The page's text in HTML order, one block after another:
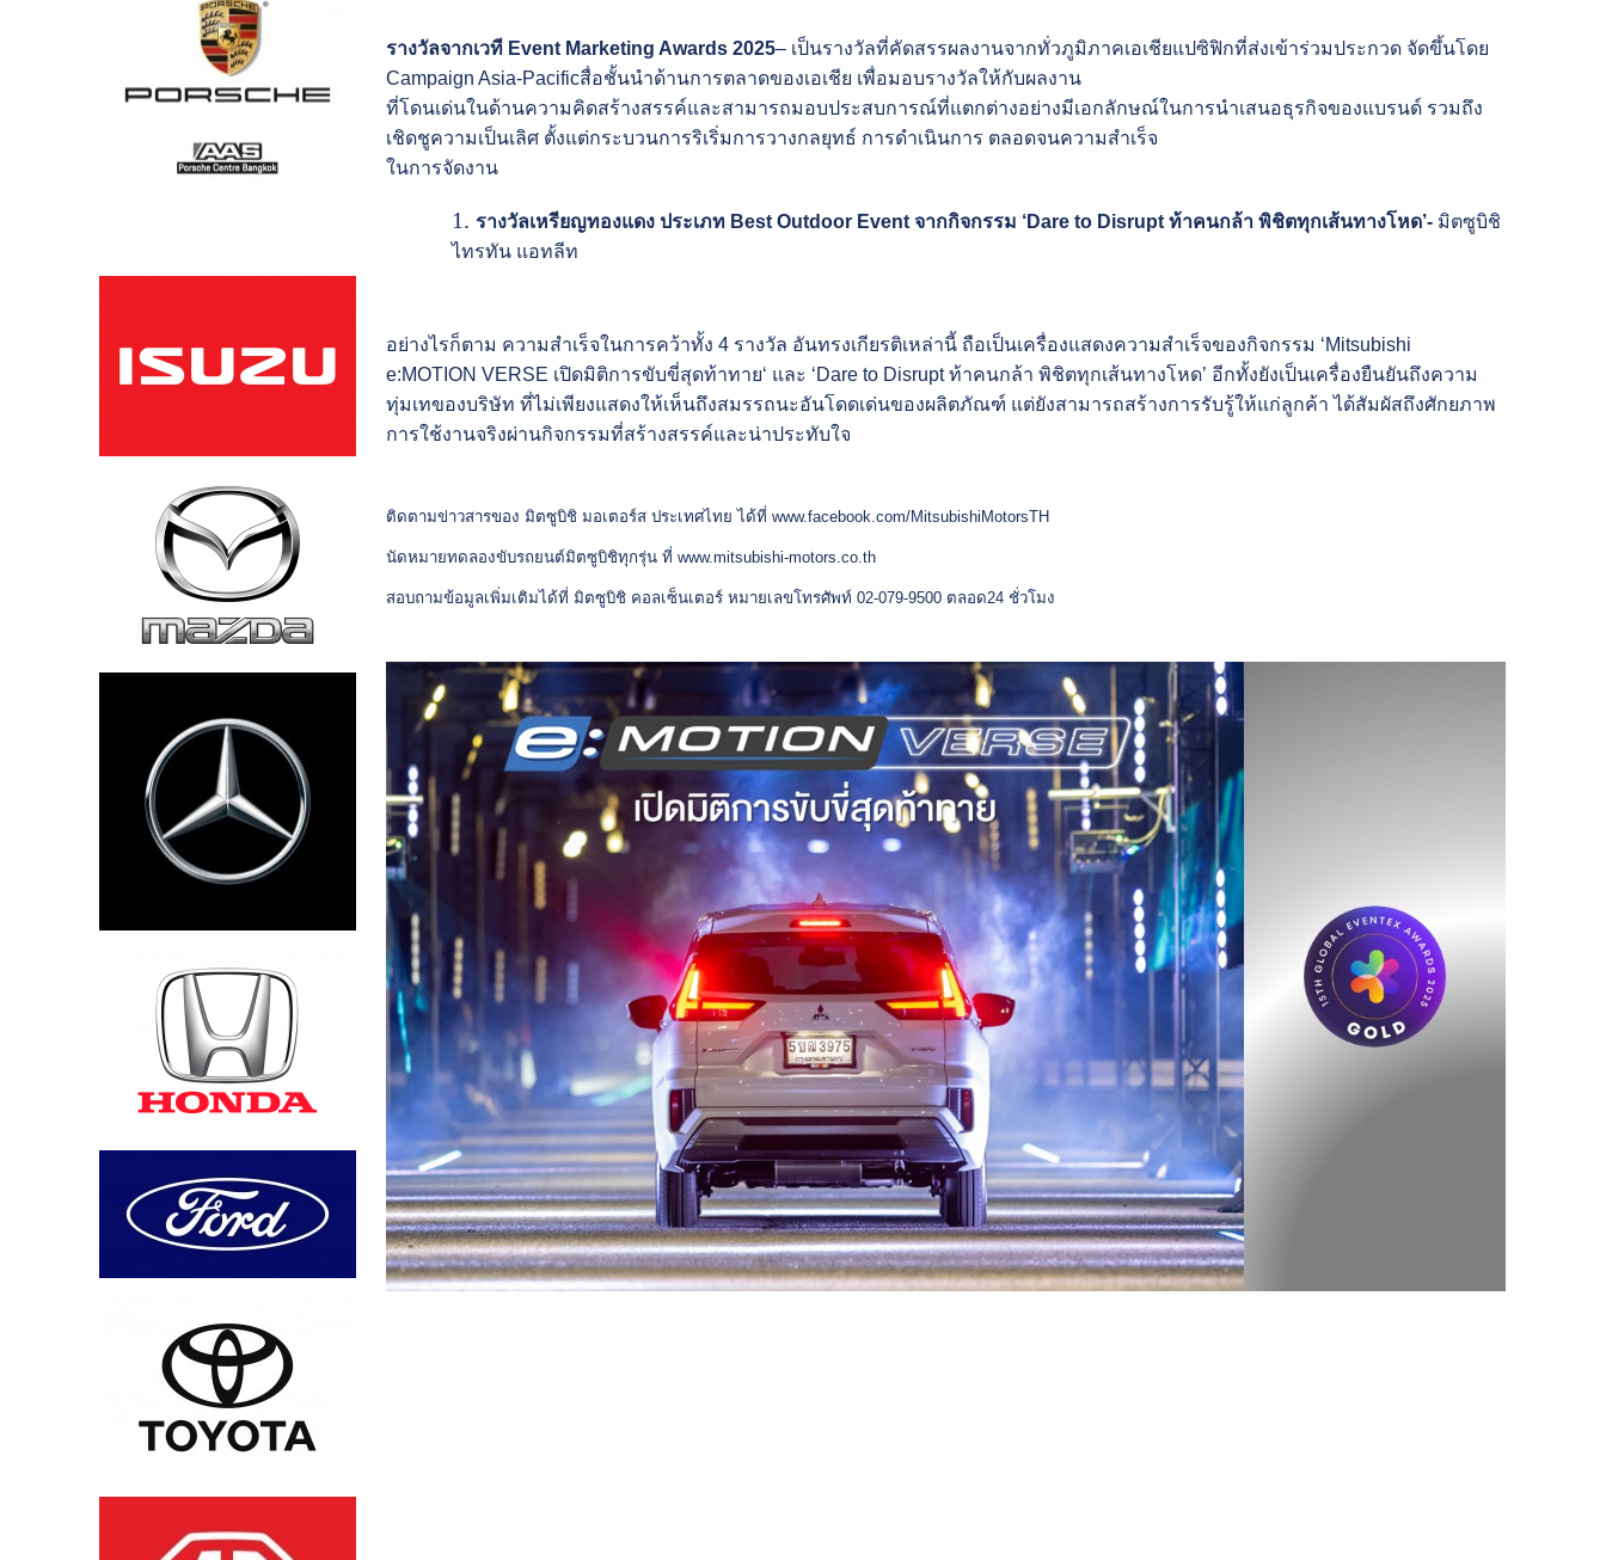
รางวัลจากเวที Event Marketing Awards 2025– เป็นรางวัลที่คัดสรรผลงานจากทั่วภูมิภาคเอเชียแปซิฟิกที่ส่งเข้าร่วมประกวด จัดขึ้นโดย
Campaign Asia-Pacificสื่อชั้นนำด้านการตลาดของเอเชีย เพื่อมอบรางวัลให้กับผลงาน
ที่โดนเด่นในด้านความคิดสร้างสรรค์และสามารถมอบประสบการณ์ที่แตกต่างอย่างมีเอกลักษณ์ในการนำเสนอธุรกิจของแบรนด์ รวมถึง
เชิดชูความเป็นเลิศ ตั้งแต่กระบวนการริเริ่มการวางกลยุทธ์ การดำเนินการ ตลอดจนความสำเร็จ
ในการจัดงาน
รางวัลเหรียญทองแดง ประเภท Best Outdoor Eventจากกิจกรรม ‘Dare to Disruptท้าคนกล้า พิชิตทุกเส้นทางโหด’- มิตซูบิชิ
ไทรทัน แอทลีท
อย่างไรก็ตาม ความสำเร็จในการคว้าทั้ง 4 รางวัล อันทรงเกียรติเหล่านี้ ถือเป็นเครื่องแสดงความสำเร็จของกิจกรรม ‘Mitsubishi
e:MOTION VERSE เปิดมิติการขับขี่สุดท้าทาย‘ และ ‘Dare to Disrupt ท้าคนกล้า พิชิตทุกเส้นทางโหด’ อีกทั้งยังเป็นเครื่องยืนยันถึงความ
ทุ่มเทของบริษัท ที่ไม่เพียงแสดงให้เห็นถึงสมรรถนะอันโดดเด่นของผลิตภัณฑ์ แต่ยังสามารถสร้างการรับรู้ให้แก่ลูกค้า ได้สัมผัสถึงศักยภาพ
การใช้งานจริงผ่านกิจกรรมที่สร้างสรรค์และน่าประทับใจ
ติดตามข่าวสารของ มิตซูบิชิ มอเตอร์ส ประเทศไทย ได้ที่ www.facebook.com/MitsubishiMotorsTH
นัดหมายทดลองขับรถยนต์มิตซูบิชิทุกรุ่น ที่ www.mitsubishi-motors.co.th
สอบถามข้อมูลเพิ่มเติมได้ที่ มิตซูบิชิ คอลเซ็นเตอร์ หมายเลขโทรศัพท์ 02-079-9500 ตลอด24 ชั่วโมง